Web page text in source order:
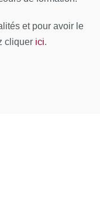
en omnipratique
à la pratique
en
et pour avoir le
cliquer ici.